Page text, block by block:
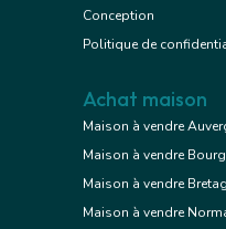
Conception
Politique de
Achat maison
Maison à vendre
Maison à vendre
Maison à vendre
Maison à vendre